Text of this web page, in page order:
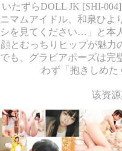
いたずらDOLL JK [SHI-
ニマムアイドル、和泉ひよ
シを見てください…」と本
顔とむっちりヒップが魅力
でも、グラビアポーズは完
わず「抱きしめた
该资